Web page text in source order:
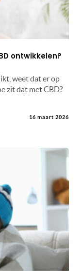
ontwikkelen?
weet dat er op
zit dat met CBD?
16 maart 2026